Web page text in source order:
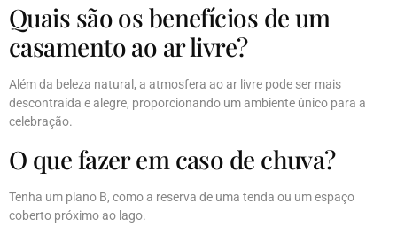
Quais são os benefícios de um
casamento ao ar livre?
Além da beleza natural, a atmosfera ao ar livre pode ser mais
descontraída e alegre, proporcionando um ambiente único para a
celebração.
O que fazer em caso de chuva?
Tenha um plano B, como a reserva de uma tenda ou um espaço
coberto próximo ao lago.